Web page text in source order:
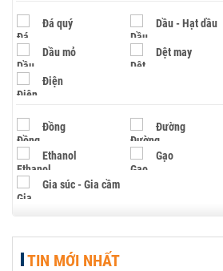
Đá quý Dầu - Hạt dầu
Dầu mỏ Dệt may
Điện
Đồng Đường
Ethanol Gạo
Gia súc - Gia cầm
Hạt điều
TIN MỚI NHẤT